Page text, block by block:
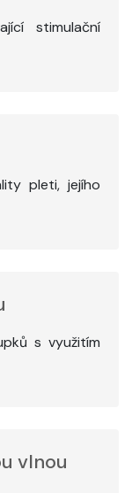
stimulační
pleti, jejího
s využitím
vlnou